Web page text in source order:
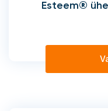
Esteem®